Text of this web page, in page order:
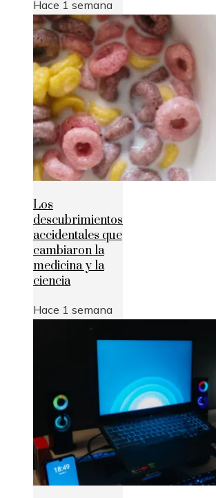
Hace 1 semana
Los
descubrimientos
accidentales que
cambiaron la
medicina y la
ciencia
Hace 1 semana